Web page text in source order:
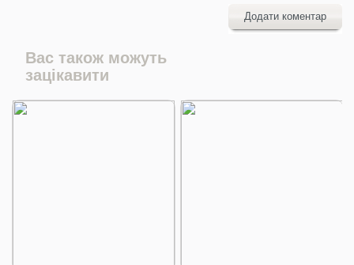
Додати коментар
Вас також можуть
зацікавити